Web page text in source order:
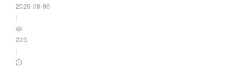
2026-08-06
223